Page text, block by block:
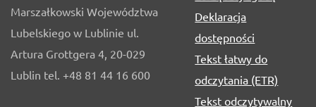
Marszałkowski Województwa
Lubelskiego w Lublinie ul.
Artura Grottgera 4, 20-029
Lublin tel. +48 81 44 16 600
Deklaracja
dostępności
Tekst łatwy do
odczytania (ETR)
Tekst odczytywalny